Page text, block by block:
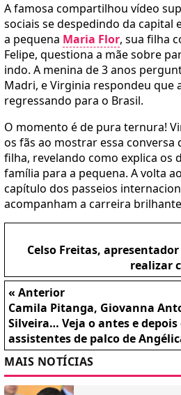
A famosa compartilhou vídeo
sociais se despedindo da capital
a pequena Maria Flor, sua filha
Felipe, questiona a mãe sobre
indo. A menina de 3 anos
Madri, e Virginia respondeu que
regressando para o Brasil.
O momento é de pura ternura!
os fãs ao mostrar essa conversa
filha, revelando como explica os
família para a pequena. A volta
capítulo dos passeios
acompanham a carreira
Celso Freitas,
realizar
« Anterior
Camila Pitanga, Giovanna
Silveira… Veja o antes e
assistentes de palco de
MAIS NOTÍCIAS